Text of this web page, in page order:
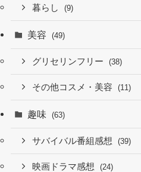
暮らし (9)
美容 (49)
グリセリンフリー (38)
その他コスメ・美容 (11)
趣味 (63)
サバイバル番組感想 (39)
映画ドラマ感想 (24)